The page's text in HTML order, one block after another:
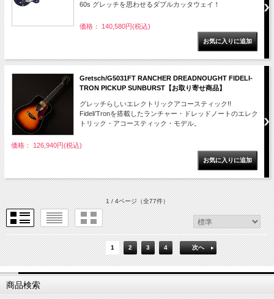
60s グレッチを思わせるダブルカッタウェイ！
価格： 140,580円(税込)
Gretsch/G5031FT RANCHER DREADNOUGHT FIDELI-
TRON PICKUP SUNBURST【お取り寄せ商品】
グレッチらしいエレクトリックアコースティック!!
Fideli’Tronを搭載したランチャー・ドレッドノートのエレク
トリック・アコースティック・モデル。
価格： 126,940円(税込)
1 / 4ページ（全77件）
1 2 3 4 次へ
商品検索